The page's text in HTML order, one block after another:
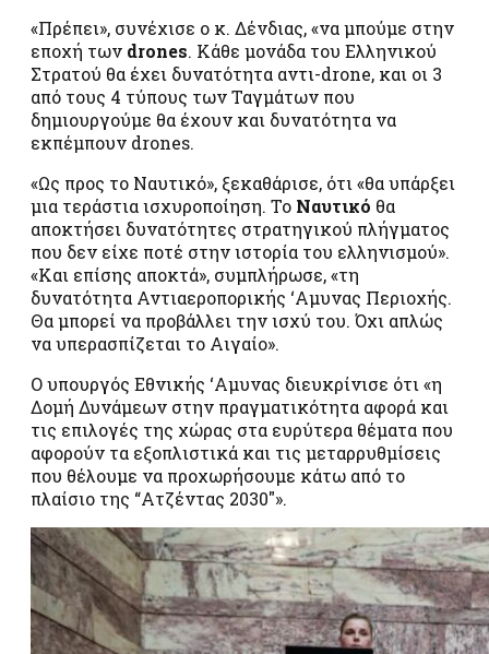
«Πρέπει», συνέχισε ο κ. Δένδιας, «να μπούμε στην
εποχή των drones. Κάθε μονάδα του Ελληνικού
Στρατού θα έχει δυνατότητα αντι-drone, και οι 3
από τους 4 τύπους των Ταγμάτων που
δημιουργούμε θα έχουν και δυνατότητα να
εκπέμπουν drones.
«Ως προς το Ναυτικό», ξεκαθάρισε, ότι «θα υπάρξει
μια τεράστια ισχυροποίηση. Το Ναυτικό θα
αποκτήσει δυνατότητες στρατηγικού πλήγματος
που δεν είχε ποτέ στην ιστορία του ελληνισμού».
«Και επίσης αποκτά», συμπλήρωσε, «τη
δυνατότητα Αντιαεροπορικής ‘Αμυνας Περιοχής.
Θα μπορεί να προβάλλει την ισχύ του. Όχι απλώς
να υπερασπίζεται το Αιγαίο».
Ο υπουργός Εθνικής ‘Αμυνας διευκρίνισε ότι «η
Δομή Δυνάμεων στην πραγματικότητα αφορά και
τις επιλογές της χώρας στα ευρύτερα θέματα που
αφορούν τα εξοπλιστικά και τις μεταρρυθμίσεις
που θέλουμε να προχωρήσουμε κάτω από το
πλαίσιο της “Ατζέντας 2030″».